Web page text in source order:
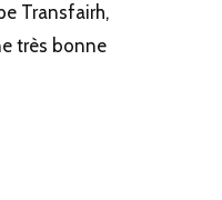
Transfairh,
très bonne